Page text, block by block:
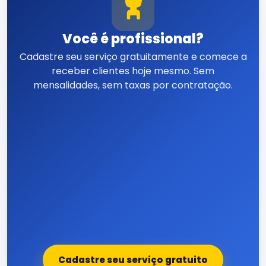
Você é profissional?
Cadastre seu serviço gratuitamente e comece a
receber clientes hoje mesmo. Sem
mensalidades, sem taxas por contratação.
Cadastre seu serviço gratuito